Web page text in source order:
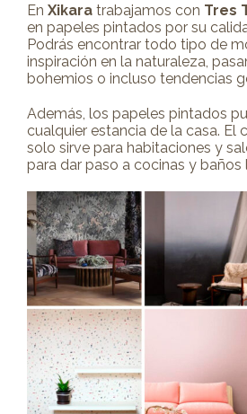
En Xikara trabajamos con Tres
en papeles pintados por su
Podrás encontrar todo tipo de
inspiración en la naturaleza,
bohemios o incluso tendencias
Además, los papeles pintados
cualquier estancia de la casa. El
solo sirve para habitaciones y
para dar paso a cocinas y baños